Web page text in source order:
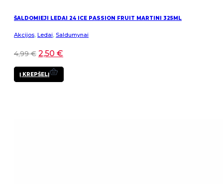
ŠALDOMIEJI LEDAI 24 ICE PASSION FRUIT MARTINI 325ML
Akcijos, Ledai, Saldumynai
4,99€ 2,50 €
Į KREPŠELĮ